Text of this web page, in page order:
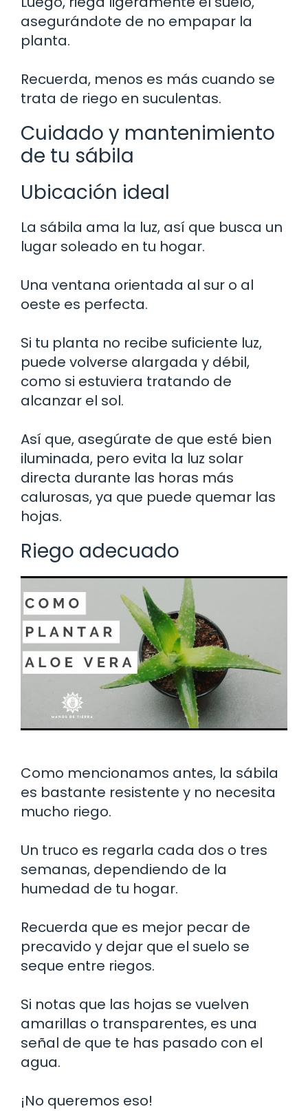
asegurándote de no empapar la
planta.
Recuerda, menos es más cuando se
trata de riego en suculentas.
Cuidado y mantenimiento
de tu sábila
Ubicación ideal
La sábila ama la luz, así que busca un
lugar soleado en tu hogar.
Una ventana orientada al sur o al
oeste es perfecta.
Si tu planta no recibe suficiente luz,
puede volverse alargada y débil,
como si estuviera tratando de
alcanzar el sol.
Así que, asegúrate de que esté bien
iluminada, pero evita la luz solar
directa durante las horas más
calurosas, ya que puede quemar las
hojas.
Riego adecuado
Como mencionamos antes, la sábila
es bastante resistente y no necesita
mucho riego.
Un truco es regarla cada dos o tres
semanas, dependiendo de la
humedad de tu hogar.
Recuerda que es mejor pecar de
precavido y dejar que el suelo se
seque entre riegos.
Si notas que las hojas se vuelven
amarillas o transparentes, es una
señal de que te has pasado con el
agua.
¡No queremos eso!